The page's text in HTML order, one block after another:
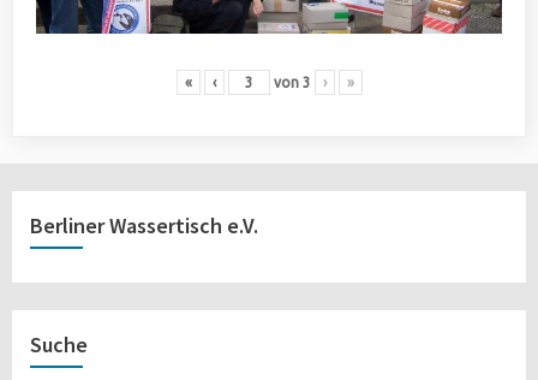
« ‹ von 3 › »
Berliner Wassertisch e.V.
Suche